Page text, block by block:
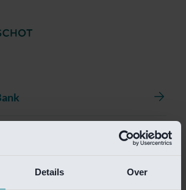
Details Over